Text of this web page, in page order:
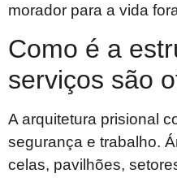
morador para a vida
Como é a
serviços são
A arquitetura prisional
segurança e trabalho.
celas, pavilhões,